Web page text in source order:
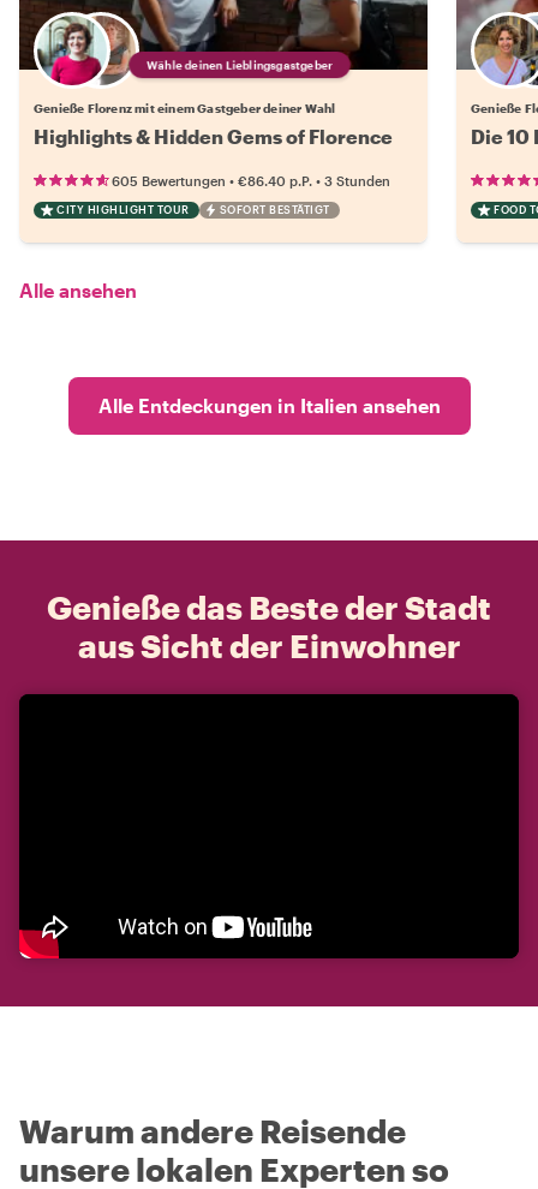
Wähle deinen Lieblingsgastgeber
Genieße Florenz mit einem Gastgeber deiner Wahl
Highlights & Hidden Gems of Florence
605 Bewertungen • €86.40 p.P. • 3 Stunden
CITY HIGHLIGHT TOUR SOFORT BESTÄTIGT
Genieße
Die
FOOD
Alle ansehen
Alle Entdeckungen in Italien ansehen
Genieße das Beste der Stadt
aus Sicht der Einwohner
Warum andere Reisende
unsere lokalen Experten so